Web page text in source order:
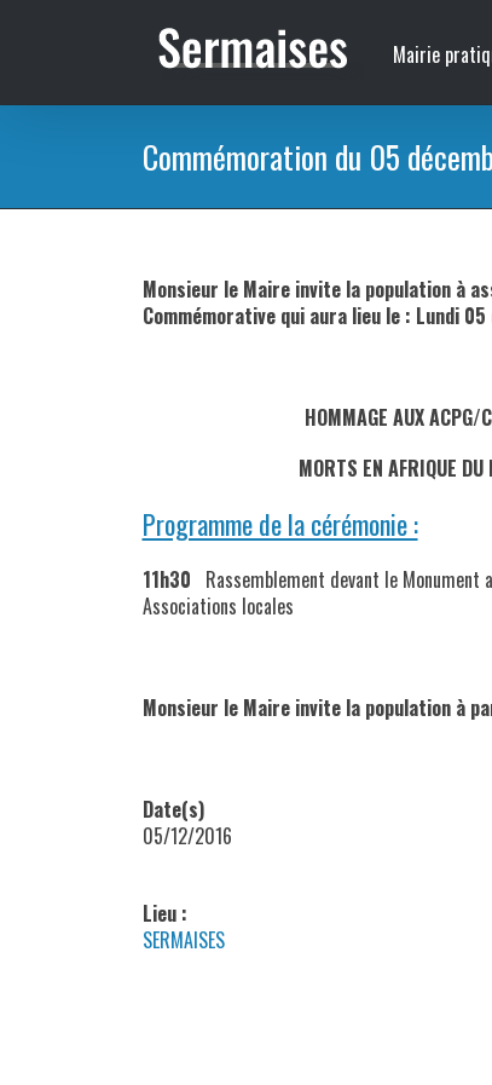
Mairie
Commémoration du 05
Monsieur le Maire invite la population à
Commémorative qui aura lieu le : Lundi
HOMMAGE AUX ACPG/
MORTS EN AFRIQUE DU
Programme de la cérémonie :
11h30 Rassemblement devant le
Associations locales
Monsieur le Maire invite la population à
Date(s)
05/12/2016
Lieu :
SERMAISES